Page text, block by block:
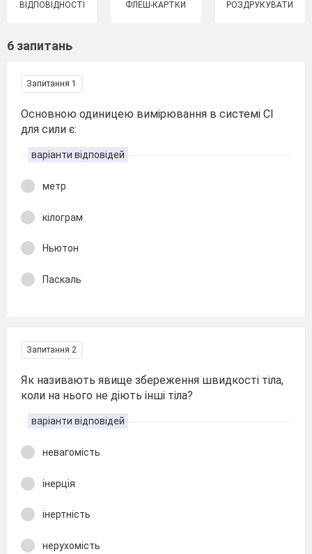
ВІДПОВІДНОСТІ ФЛЕШ-КАРТКИ РОЗДРУКУВАТИ
6 запитань
Запитання 1
Основною одиницею вимірювання в системі СІ
для сили є:
варіанти відповідей
метр
кілограм
Ньютон
Паскаль
Запитання 2
Як називають явище збереження швидкості тіла,
коли на нього не діють інші тіла?
варіанти відповідей
невагомість
інерція
інертність
нерухомість